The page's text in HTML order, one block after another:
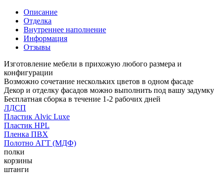
Описание
Отделка
Внутреннее наполнение
Информация
Отзывы
Изготовление мебели в прихожую любого размера и
конфигурации
Возможно сочетание нескольких цветов в одном фасаде
Декор и отделку фасадов можно выполнить под вашу задумку
Бесплатная сборка в течение 1-2 рабочих дней
ЛДСП
Пластик Alvic Luxe
Пластик HPL
Пленка ПВХ
Полотно АГТ (МДФ)
полки
корзины
штанги